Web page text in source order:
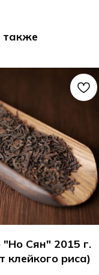
также
Сян" 2015 г.
клейкого риса)